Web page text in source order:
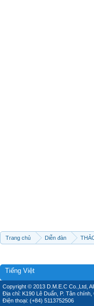
Trang chủ Diễn đàn
Tiếng Việt
Copyright © 2013 D.M.E.C Co.,Ltd,
Địa chỉ: K190 Lê Duẩn, P. Tân
Điện thoại: (+84) 5113752506